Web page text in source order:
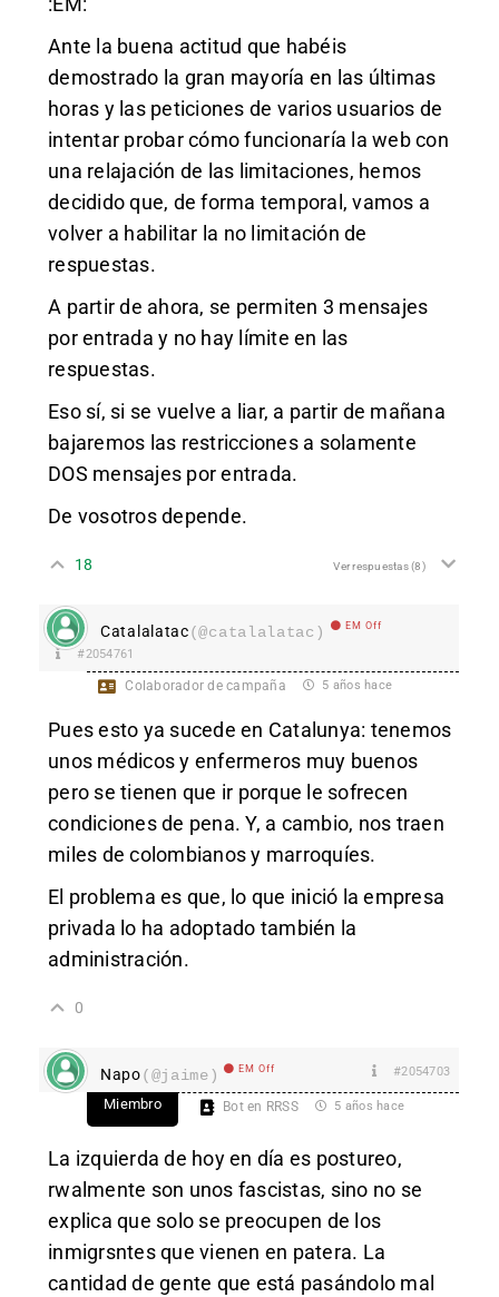
Ante la buena actitud que habéis
demostrado la gran mayoría en las últimas
horas y las peticiones de varios usuarios de
intentar probar cómo funcionaría la web con
una relajación de las limitaciones, hemos
decidido que, de forma temporal, vamos a
volver a habilitar la no limitación de
respuestas.
A partir de ahora, se permiten 3 mensajes
por entrada y no hay límite en las
respuestas.
Eso sí, si se vuelve a liar, a partir de mañana
bajaremos las restricciones a solamente
DOS mensajes por entrada.
De vosotros depende.
18 Ver respuestas(8)
Catalalatac(@catalalatac) EM Off
#2054761
Colaborador de campaña 5 años hace
Pues esto ya sucede en Catalunya: tenemos
unos médicos y enfermeros muy buenos
pero se tienen que ir porque le sofrecen
condiciones de pena. Y, a cambio, nos traen
miles de colombianos y marroquíes.
El problema es que, lo que inició la empresa
privada lo ha adoptado también la
administración.
0
Napo(@jaime) EM Off #2054703
Miembro Bot en RRSS 5 años hace
La izquierda de hoy en día es postureo,
rwalmente son unos fascistas, sino no se
explica que solo se preocupen de los
inmigrsntes que vienen en patera. La
cantidad de gente que está pasándolo mal